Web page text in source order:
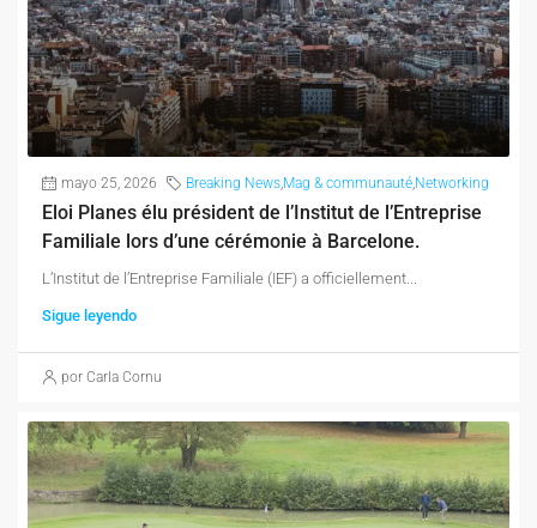
mayo 25, 2026 Breaking News,Mag & communauté,Networking
Eloi Planes élu président de l’Institut de l’Entreprise
Familiale lors d’une cérémonie à Barcelone.
L’Institut de l’Entreprise Familiale (IEF) a officiellement...
Sigue leyendo
por Carla Cornu